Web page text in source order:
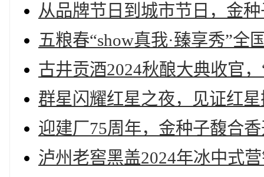
从品牌节日到城市节日，金
五粮春“show真我·臻享秀”
古井贡酒2024秋酿大典收官
群星闪耀红星之夜，见证红
迎建厂75周年，金种子馥合
泸州老窖黑盖2024年冰中式